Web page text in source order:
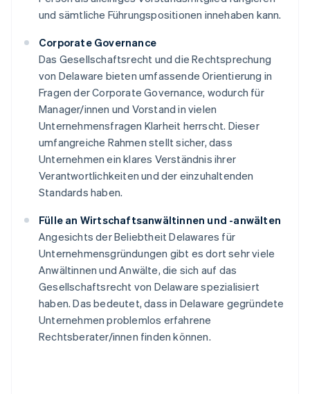
und sämtliche Führungspositionen innehaben kann.
Corporate Governance
Das Gesellschaftsrecht und die Rechtsprechung
von Delaware bieten umfassende Orientierung in
Fragen der Corporate Governance, wodurch für
Manager/innen und Vorstand in vielen
Unternehmensfragen Klarheit herrscht. Dieser
umfangreiche Rahmen stellt sicher, dass
Unternehmen ein klares Verständnis ihrer
Verantwortlichkeiten und der einzuhaltenden
Standards haben.
Fülle an Wirtschaftsanwältinnen und -anwälten
Angesichts der Beliebtheit Delawares für
Unternehmensgründungen gibt es dort sehr viele
Anwältinnen und Anwälte, die sich auf das
Gesellschaftsrecht von Delaware spezialisiert
haben. Das bedeutet, dass in Delaware gegründete
Unternehmen problemlos erfahrene
Rechtsberater/innen finden können.